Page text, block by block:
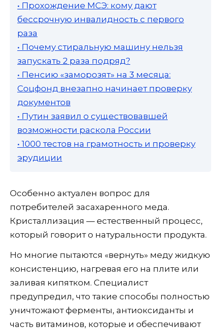
• Прохождение МСЭ: кому дают
бессрочную инвалидность с первого
раза
• Почему стиральную машину нельзя
запускать 2 раза подряд?
• Пенсию «заморозят» на 3 месяца:
Соцфонд внезапно начинает проверку
документов
• Путин заявил о существовавшей
возможности раскола России
• 1000 тестов на грамотность и проверку
эрудиции
Особенно актуален вопрос для
потребителей засахаренного меда.
Кристаллизация — естественный процесс,
который говорит о натуральности продукта.
Но многие пытаются «вернуть» меду жидкую
консистенцию, нагревая его на плите или
заливая кипятком. Специалист
предупредил, что такие способы полностью
уничтожают ферменты, антиоксиданты и
часть витаминов, которые и обеспечивают